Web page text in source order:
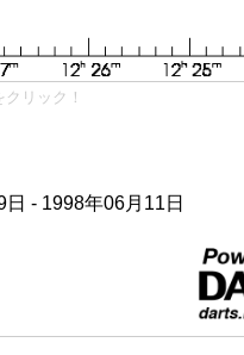
リック！
- 1998年06月11日